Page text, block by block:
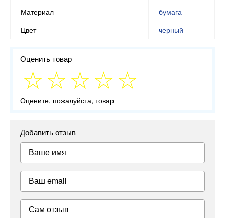
Материал
бумага
Цвет
черный
Оценить товар
Оцените, пожалуйста, товар
Добавить отзыв
Ваше имя
Ваш email
Сам отзыв